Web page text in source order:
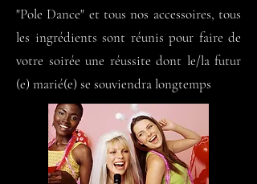
"Pole Dance" et tous nos accessoires, tous
les ingrédients sont réunis pour faire de
votre soirée une réussite dont le/la futur
(e) marié(e) se souviendra longtemps